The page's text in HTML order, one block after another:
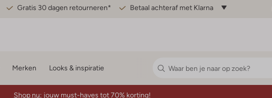
Gratis 30 dagen retourneren* Betaal achteraf met Klarna
Merken Looks & inspiratie
Shop nu: jouw must-haves tot 70% korting!